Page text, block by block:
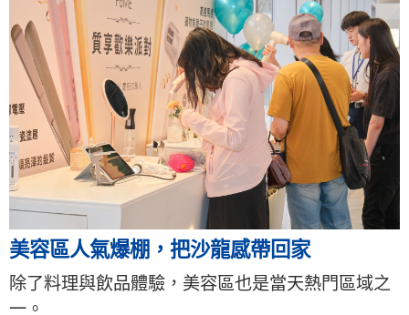
美容區人氣爆棚，把沙龍感帶回家
除了料理與飲品體驗，美容區也是當天熱門區域之
一。